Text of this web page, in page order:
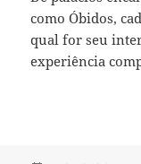
como Óbidos,
qual for seu
experiência